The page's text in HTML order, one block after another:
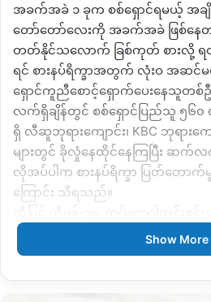
အခက်အခဲ ၁ ခုက စစ်ရှောင်ရမယ့် အခ
တော်တော်လေးကို အခက်အခဲ ဖြစ်န
တတ်နိုင်သလောက် ခြစ်ကုတ် စားလို့
ရင် စားနပ်ရိက္ခာအတွက် လုံးဝ အဆင်မ
ရှောင်ကူညီစောင့်ရှောက်ပေးနေသူတစ်
လက်ရှိချိန်တွင် စစ်ရှောင်ပြည်သူ ၅၆၀
ရှိ လီဆူဘုရားကျောင်း၊ KBC ဘုရားကျ
များတွင် ခိုလှုံနေထိုင်နေကြပြီး ဆက်
လိုအပ်ပါက စားနပ်ရိက္ခာ ပြတ်တောက်
ကြောင်း သိရသည်။
ဘာသာရေးကျောင်းများတွင်လည်းဆုတေ
စာသင်ဆောင် စသဖြင့် ပြန်အသုံး
အတွက် နေရာအခက်အခဲရှိလာကြောင်း စ
Show More